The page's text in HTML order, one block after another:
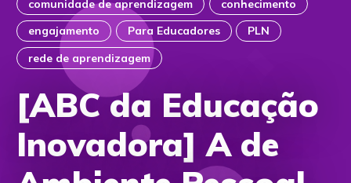
comunidade de aprendizagem
conhecimento
engajamento
Para Educadores
PLN
rede de aprendizagem
[ABC da Educação
Inovadora] A de